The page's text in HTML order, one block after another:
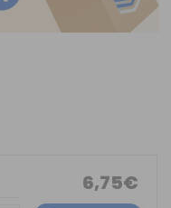
6,75€